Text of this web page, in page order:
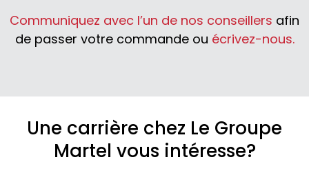
Communiquez avec l’un de nos conseillers afin
de passer votre commande ou écrivez-nous.
Une carrière chez Le Groupe
Martel vous intéresse?